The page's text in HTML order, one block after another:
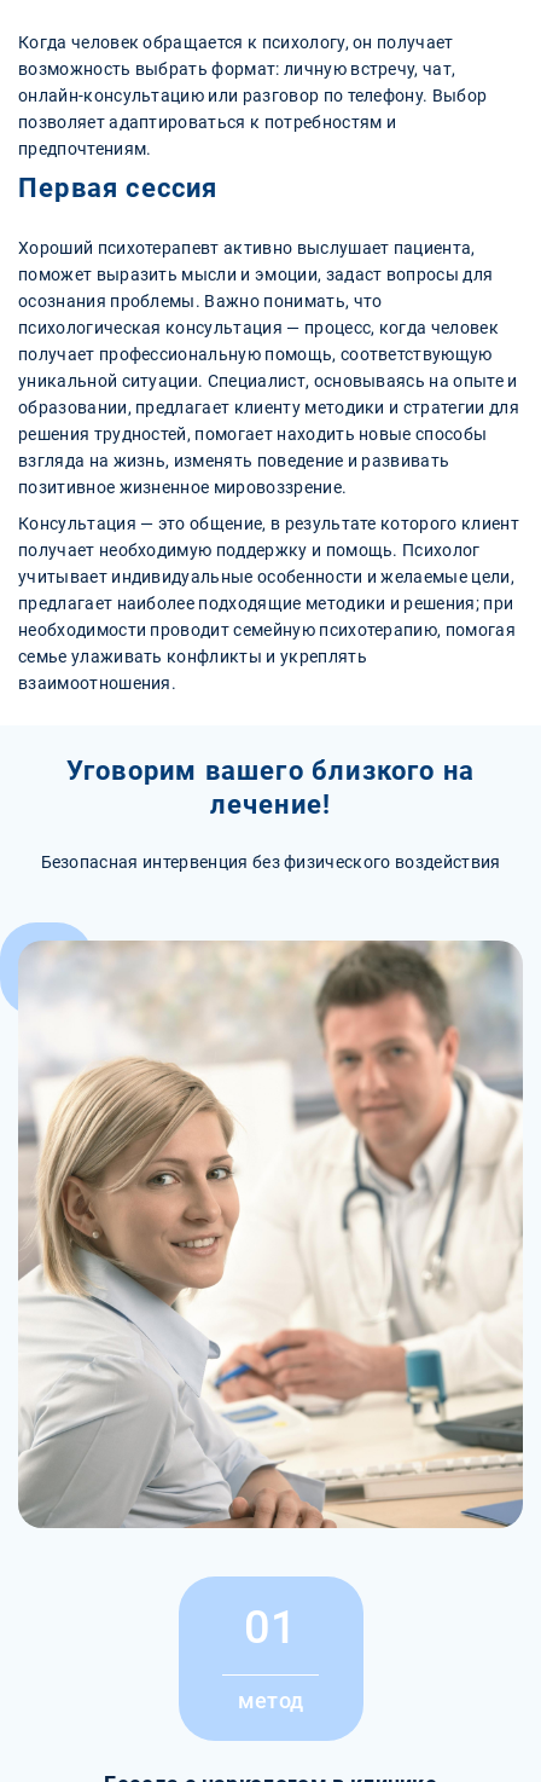
Когда человек обращается к психологу, он получает
возможность выбрать формат: личную встречу, чат,
онлайн-консультацию или разговор по телефону. Выбор
позволяет адаптироваться к потребностям и
предпочтениям.
Первая сессия
Хороший психотерапевт активно выслушает пациента,
поможет выразить мысли и эмоции, задаст вопросы для
осознания проблемы. Важно понимать, что
психологическая консультация — процесс, когда человек
получает профессиональную помощь, соответствующую
уникальной ситуации. Специалист, основываясь на опыте и
образовании, предлагает клиенту методики и стратегии для
решения трудностей, помогает находить новые способы
взгляда на жизнь, изменять поведение и развивать
позитивное жизненное мировоззрение.
Консультация — это общение, в результате которого клиент
получает необходимую поддержку и помощь. Психолог
учитывает индивидуальные особенности и желаемые цели,
предлагает наиболее подходящие методики и решения; при
необходимости проводит семейную психотерапию, помогая
семье улаживать конфликты и укреплять
взаимоотношения.
Уговорим вашего близкого на
лечение!
Безопасная интервенция без физического воздействия
01
метод